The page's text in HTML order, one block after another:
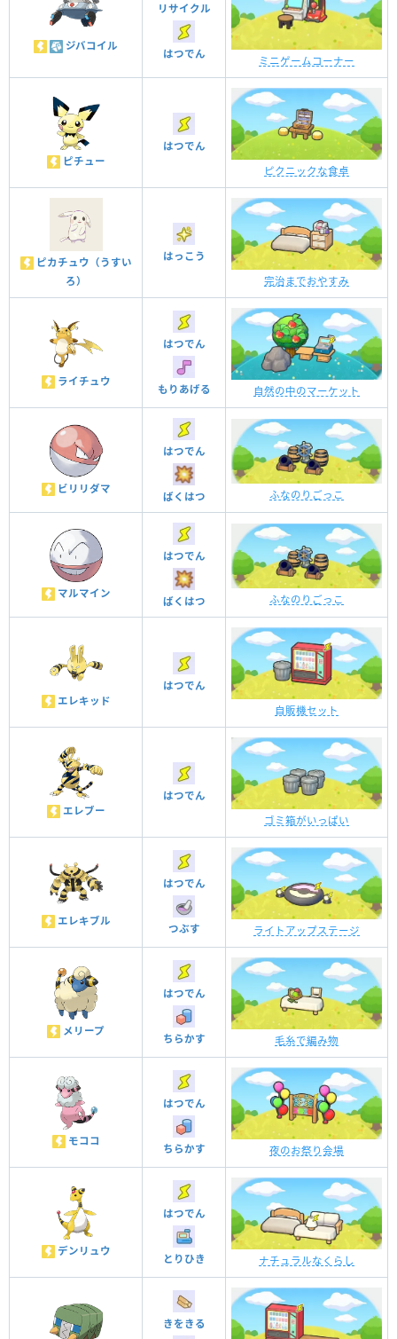
ジバコイル
リサイクル
はつでん
ミニゲームコーナー
ピチュー
はつでん
ピクニックな食卓
ピカチュウ（うすい
ろ）
はっこう
完治までおやすみ
ライチュウ
はつでん
もりあげる 自然の中のマーケット
ビリリダマ
はつでん
ばくはつ ふなのりごっこ
マルマイン
はつでん
ばくはつ ふなのりごっこ
エレキッド
はつでん
自販機セット
エレブー
はつでん
ゴミ箱がいっぱい
エレキブル
はつでん
つぶす ライトアップステージ
メリープ
はつでん
ちらかす 毛糸で編み物
モココ
はつでん
ちらかす 夜のお祭り会場
デンリュウ
はつでん
とりひき ナチュラルなくらし
きをきる